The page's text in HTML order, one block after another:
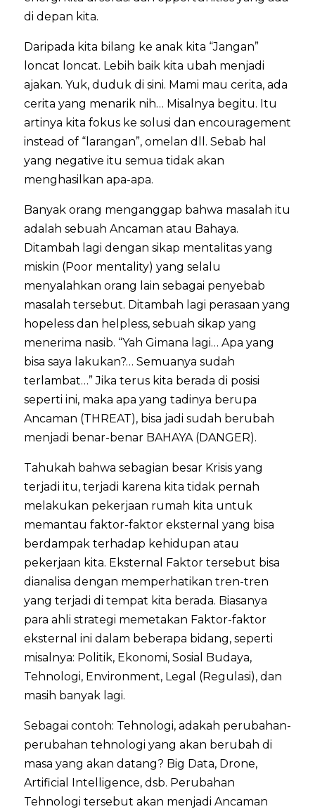
di depan kita.
Daripada kita bilang ke anak kita “Jangan”
loncat loncat. Lebih baik kita ubah menjadi
ajakan. Yuk, duduk di sini. Mami mau cerita, ada
cerita yang menarik nih… Misalnya begitu. Itu
artinya kita fokus ke solusi dan encouragement
instead of “larangan”, omelan dll. Sebab hal
yang negative itu semua tidak akan
menghasilkan apa-apa.
Banyak orang menganggap bahwa masalah itu
adalah sebuah Ancaman atau Bahaya.
Ditambah lagi dengan sikap mentalitas yang
miskin (Poor mentality) yang selalu
menyalahkan orang lain sebagai penyebab
masalah tersebut. Ditambah lagi perasaan yang
hopeless dan helpless, sebuah sikap yang
menerima nasib. “Yah Gimana lagi… Apa yang
bisa saya lakukan?… Semuanya sudah
terlambat…” Jika terus kita berada di posisi
seperti ini, maka apa yang tadinya berupa
Ancaman (THREAT), bisa jadi sudah berubah
menjadi benar-benar BAHAYA (DANGER).
Tahukah bahwa sebagian besar Krisis yang
terjadi itu, terjadi karena kita tidak pernah
melakukan pekerjaan rumah kita untuk
memantau faktor-faktor eksternal yang bisa
berdampak terhadap kehidupan atau
pekerjaan kita. Eksternal Faktor tersebut bisa
dianalisa dengan memperhatikan tren-tren
yang terjadi di tempat kita berada. Biasanya
para ahli strategi memetakan Faktor-faktor
eksternal ini dalam beberapa bidang, seperti
misalnya: Politik, Ekonomi, Sosial Budaya,
Tehnologi, Environment, Legal (Regulasi), dan
masih banyak lagi.
Sebagai contoh: Tehnologi, adakah perubahan-
perubahan tehnologi yang akan berubah di
masa yang akan datang? Big Data, Drone,
Artificial Intelligence, dsb. Perubahan
Tehnologi tersebut akan menjadi Ancaman